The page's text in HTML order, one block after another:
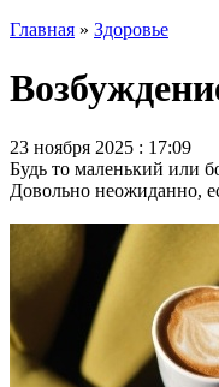
Главная » Здоровье
23 ноября 2025 : 17:09
Будь то маленький или
Довольно неожиданно,